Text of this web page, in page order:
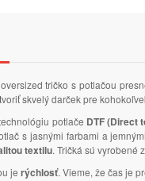
tričko s potlačou
skvelý darček pre
potlače DTF (Direct
s jasnými farbami a
textilu. Tričká sú vyrobené
je rýchlosť. Vieme, že čas je